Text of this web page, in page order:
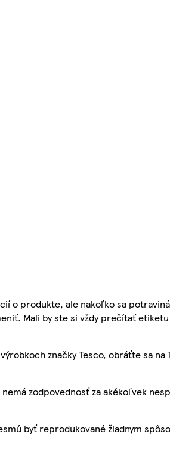
o produkte, ale nakoľko sa
Mali by ste si vždy prečítať
značky Tesco, obráťte sa na
zodpovednosť za akékoľvek
byť reprodukované žiadnym